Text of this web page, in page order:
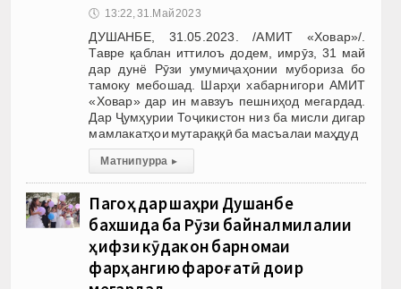
🕔 13:22, 31.Май 2023
ДУШАНБЕ, 31.05.2023. /АМИТ «Ховар»/.
Тавре қаблан иттилоъ додем, имрӯз, 31 май
дар дунё Рӯзи умумиҷаҳонии мубориза бо
тамоку мебошад. Шарҳи хабарнигори АМИТ
«Ховар» дар ин мавзуъ пешниҳод мегардад.
Дар Ҷумҳурии Тоҷикистон низ ба мисли дигар
мамлакатҳои мутараққӣ ба масъалаи маҳдуд
Матни пурра ▸
Пагоҳ дар шаҳри Душанбе
бахшида ба Рӯзи байналмилалии
ҳифзи кӯдакон барномаи
фарҳангию фароғатӣ доир